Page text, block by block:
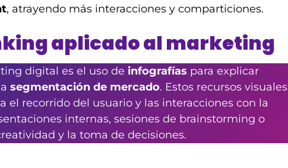
, atrayendo más interacciones y comparticiones.
aplicado al marketing
digital es el uso de infografías para explicar
segmentación de mercado. Estos recursos visuales
el recorrido del usuario y las interacciones con la
internas, sesiones de brainstorming o
y la toma de decisiones.